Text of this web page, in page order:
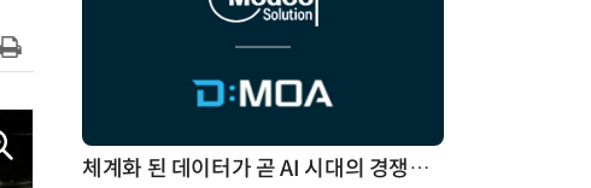
체계화 된 데이터가 곧 AI 시대의 경쟁력이다